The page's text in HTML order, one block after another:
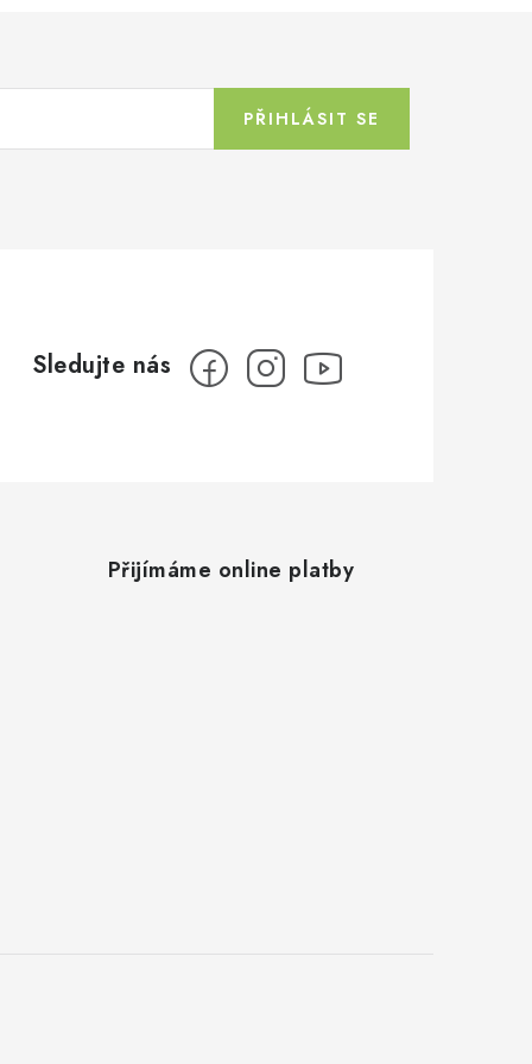
PŘIHLÁSIT SE
Přijímáme online platby